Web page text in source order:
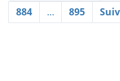
884
… 895